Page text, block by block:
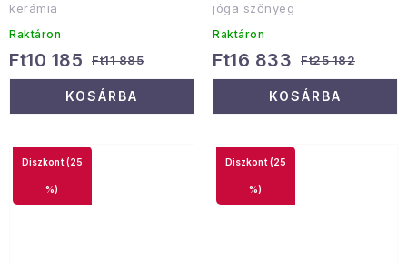
kerámia
Raktáron
Ft10 185 Ft11 885
KOSÁRBA
jóga szőnyeg
Raktáron
Ft16 833 Ft25 182
KOSÁRBA
(25
%)
(25
%)